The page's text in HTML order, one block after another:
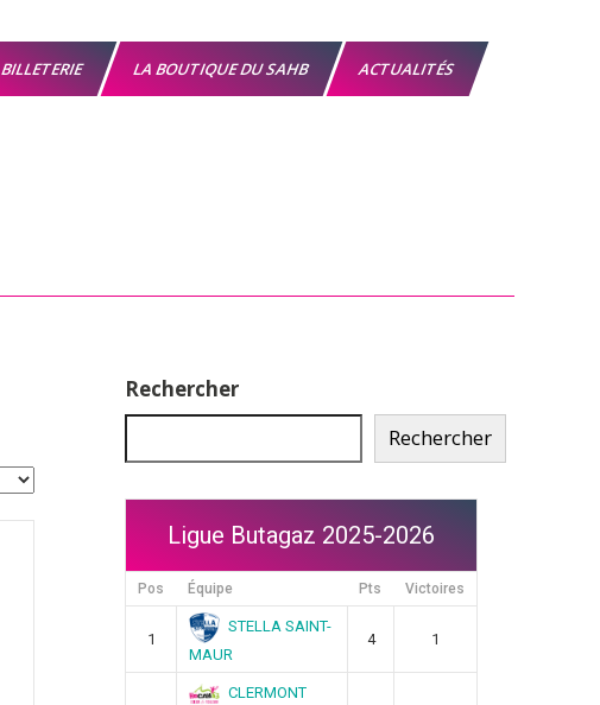
BILLETERIE LA BOUTIQUE DU SAHB ACTUALITÉS
Rechercher
Rechercher
Ligue Butagaz 2025-2026
Pos Équipe Pts Victoires
1
STELLA SAINT-
MAUR
4 1
CLERMONT